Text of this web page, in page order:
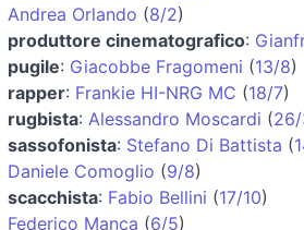
Andrea Orlando (8/2)
produttore cinematografico:
pugile: Giacobbe Fragomeni (13/8)
rapper: Frankie HI-NRG MC (18/7)
rugbista: Alessandro Moscardi (
sassofonista: Stefano Di Battista (
Daniele Comoglio (9/8)
scacchista: Fabio Bellini (17/10)
Federico Manca (6/5)